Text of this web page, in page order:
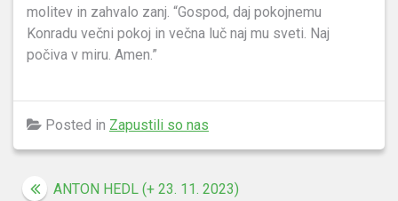
molitev in zahvalo zanj. “Gospod, daj pokojnemu
Konradu večni pokoj in večna luč naj mu sveti. Naj
počiva v miru. Amen.”
Posted in Zapustili so nas
Navigacija
ANTON HEDL (+ 23. 11. 2023)